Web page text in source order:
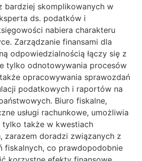
bardziej skomplikowanych w
ds. podatków i
nabiera charakteru
Zarządzanie finansami dla
odpowiedzialnością łączy się z
tylko odnotowywania procesów
opracowywania sprawozdań
podatkowych i raportów na
Biuro fiskalne,
usługi rachunkowe, umożliwia
tylko także w kwestiach
zarazem doradzi związanych z
fiskalnych, co prawdopodobnie